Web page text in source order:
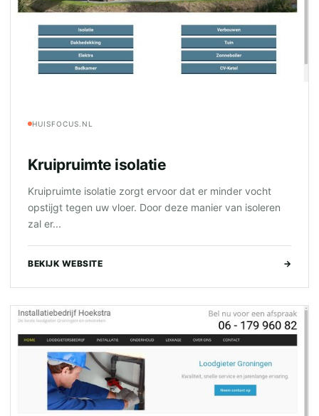
HUISFOCUS.NL
Kruipruimte isolatie
Kruipruimte isolatie zorgt ervoor dat er minder vocht
opstijgt tegen uw vloer. Door deze manier van isoleren
zal er...
BEKIJK WEBSITE →